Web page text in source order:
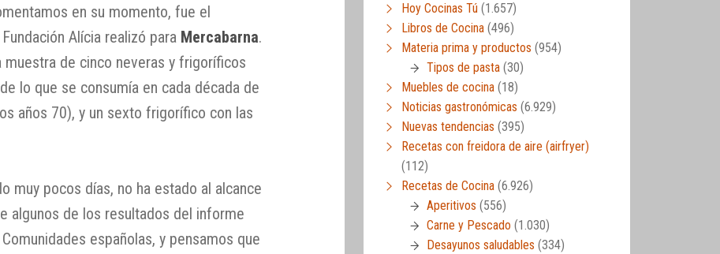
en su momento, fue el
Alícia realizó para Mercabarna.
muestra de cinco neveras y frigoríficos
lo que se consumía en cada década de
años 70), y un sexto frigorífico con las
muy pocos días, no ha estado al alcance
algunos de los resultados del informe
españolas, y pensamos que
Hoy Cocinas Tú (1.657)
Libros de Cocina (496)
Materia prima y productos (954)
Tipos de pasta (30)
Muebles de cocina (18)
Noticias gastronómicas (6.929)
Nuevas tendencias (395)
Recetas con freidora de aire (airfryer)
(112)
Recetas de Cocina (6.926)
Aperitivos (556)
Carne y Pescado (1.030)
Desayunos saludables (334)